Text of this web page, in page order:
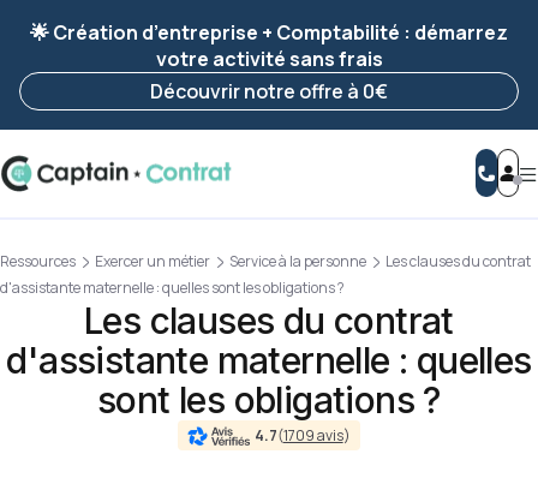
enregistrée 🚀
Reprendre ma démarche
🌟 Création d’entreprise + Comptabilité : démarrez
votre activité sans frais
Découvrir notre offre à 0€
Ressources Exercer un métier Service à la personne
Les clauses du contrat
d'assistante maternelle : quelles sont les obligations ?
Les clauses du contrat
d'assistante maternelle : quelles
sont les obligations ?
4.7(1709 avis)